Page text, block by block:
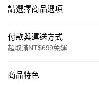
請選擇商品選項
付款與運送方式
超取滿NT$699免運
信用卡一次付款
商品特色